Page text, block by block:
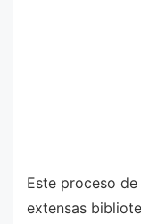
Este proceso
extensas